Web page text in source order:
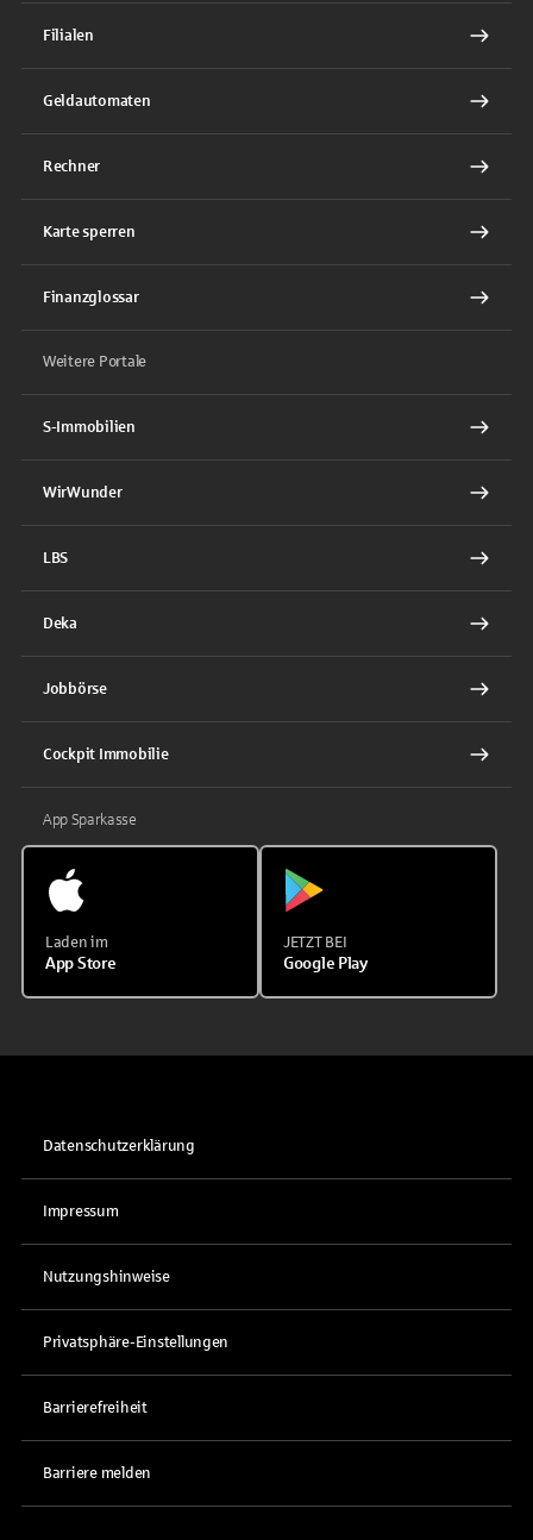
Filialen
Geldautomaten
Rechner
Karte sperren
Finanzglossar
Weitere Portale
S-Immobilien
WirWunder
LBS
Deka
Jobbörse
Cockpit Immobilie
App Sparkasse
Laden im
App Store
JETZT BEI
Google Play
Datenschutzerklärung
Impressum
Nutzungshinweise
Privatsphäre-Einstellungen
Barrierefreiheit
Barriere melden